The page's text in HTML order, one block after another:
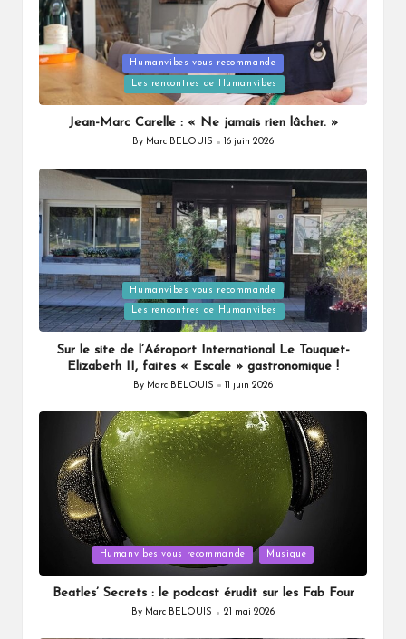
Posted
in
Humanvibes vous recommande
Les rencontres de Humanvibes
Jean-Marc Carelle : « Ne jamais rien lâcher. »
Posted
By Marc BELOUIS 16 juin 2026
Posted
in
Humanvibes vous recommande
Les rencontres de Humanvibes
Sur le site de l’Aéroport International Le Touquet-
Elizabeth II, faites « Escale » gastronomique !
Posted
By Marc BELOUIS 11 juin 2026
in
Humanvibes vous recommande Musique
Beatles’ Secrets : le podcast érudit sur les Fab Four
Posted
By Marc BELOUIS 21 mai 2026